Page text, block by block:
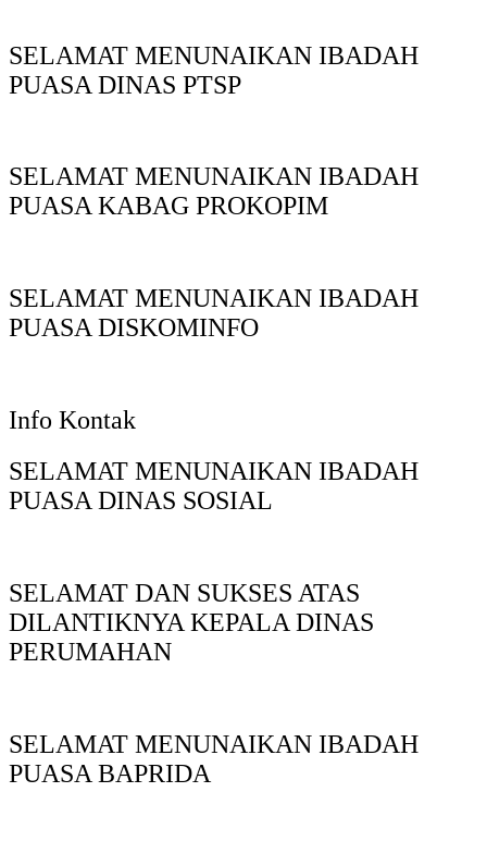
SELAMAT MENUNAIKAN IBADAH
PUASA DINAS PTSP
SELAMAT MENUNAIKAN IBADAH
PUASA KABAG PROKOPIM
SELAMAT MENUNAIKAN IBADAH
PUASA DISKOMINFO
Info Kontak
SELAMAT MENUNAIKAN IBADAH
PUASA DINAS SOSIAL
SELAMAT DAN SUKSES ATAS
DILANTIKNYA KEPALA DINAS
PERUMAHAN
SELAMAT MENUNAIKAN IBADAH
PUASA BAPRIDA